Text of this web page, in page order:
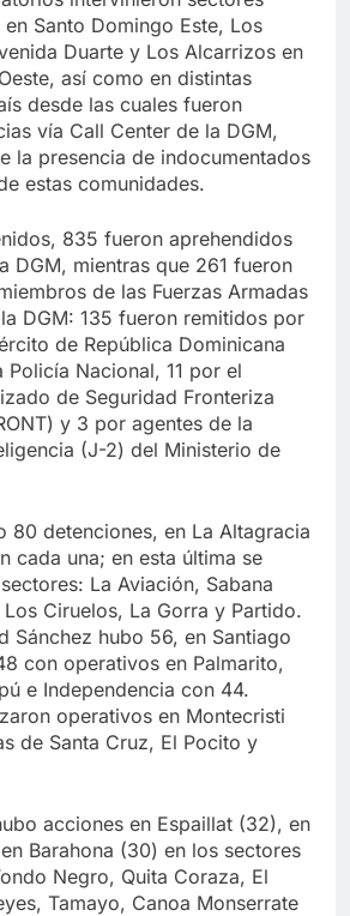
Santo Domingo Este, Los
Duarte y Los Alcarrizos en
así como en distintas
desde las cuales fueron
vía Call Center de la DGM,
la presencia de indocumentados
estas comunidades.
835 fueron aprehendidos
DGM, mientras que 261 fueron
de las Fuerzas Armadas
DGM: 135 fueron remitidos por
de República Dominicana
Policía Nacional, 11 por el
de Seguridad Fronteriza
y 3 por agentes de la
(J-2) del Ministerio de
80 detenciones, en La Altagracia
cada una; en esta última se
La Aviación, Sabana
Ciruelos, La Gorra y Partido.
Sánchez hubo 56, en Santiago
con operativos en Palmarito,
e Independencia con 44.
operativos en Montecristi
de Santa Cruz, El Pocito y
acciones en Espaillat (32), en
Barahona (30) en los sectores
Negro, Quita Coraza, El
Tamayo, Canoa Monserrate